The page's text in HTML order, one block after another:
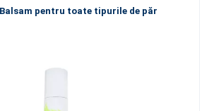
pentru toate tipurile de păr